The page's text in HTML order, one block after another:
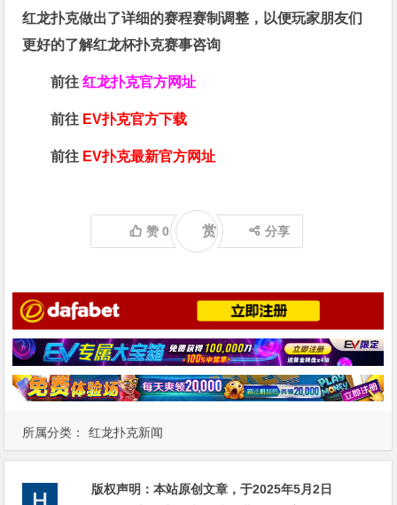
所属分类： 红龙扑克新闻
红龙扑克做出了详细的赛程赛制调整，以便玩家朋友们
更好的了解红龙杯扑克赛事咨询
前往红龙扑克官方网址
前往 EV扑克官方下载
前往 EV扑克最新官方网址
赞0 赏 分享
版权声明：本站原创文章，于2025年5月2日